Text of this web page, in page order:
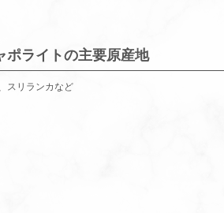
ポライトの主要原産地
スリランカなど